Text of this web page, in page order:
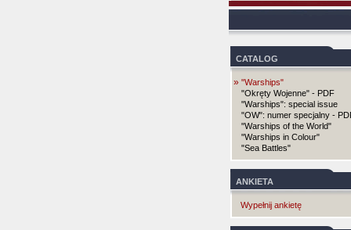
CATALOG
» "Warships"
"Okręty Wojenne" - PDF
"Warships": special issue
"OW": numer specjalny -
"Warships of the World"
"Warships in Colour"
"Sea Battles"
ANKIETA
Wypełnij ankietę